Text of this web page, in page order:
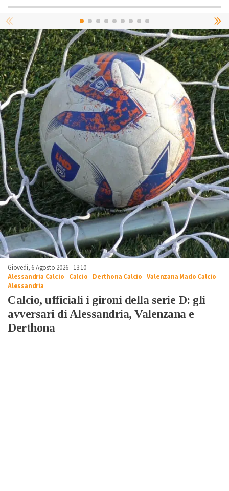
Giovedì, 6 Agosto 2026 - 13:10
Alessandria Calcio- Calcio- Derthona Calcio -Valenzana Mado Calcio -
Alessandria
Calcio, ufficiali i gironi della serie D: gli
avversari di Alessandria, Valenzana e
Derthona